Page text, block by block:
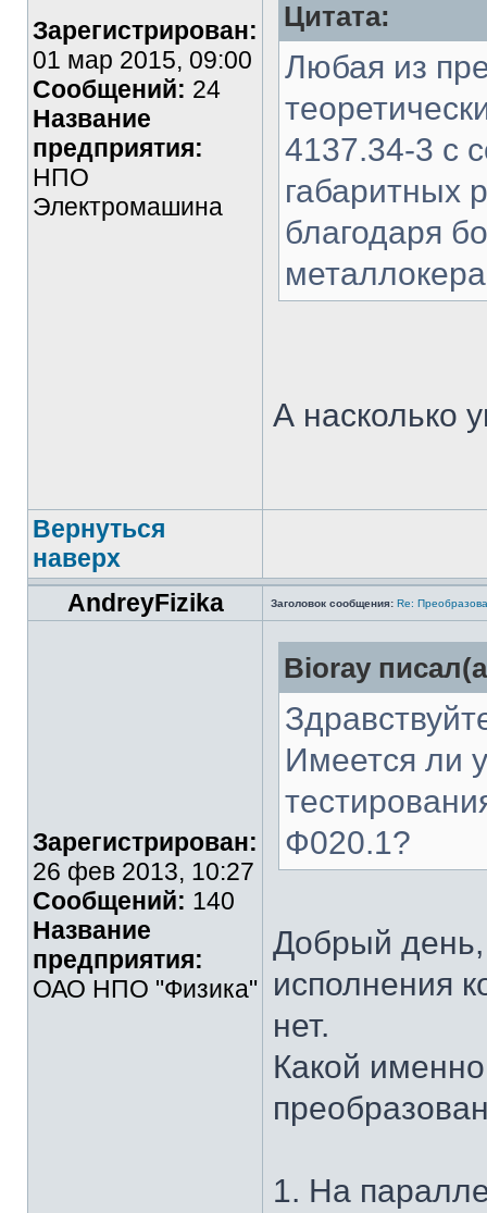
Зарегистрирован:
01 мар 2015, 09:00
Сообщений: 24
Название
предприятия:
НПО
Электромашина
Цитата:
Любая из
4137.34-3 с
габаритных
благодаря
А насколько
Вернуться
наверх
AndreyFizika
Заголовок сообщения: Re:
Зарегистрирован:
26 фев 2013, 10:27
Сообщений: 140
Название
предприятия:
ОАО НПО "Физика"
Bioray
Имеется ли
Ф020.1?
Добрый день,
исполнения
нет.
Какой
1. На